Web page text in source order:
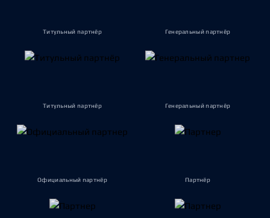
Титульный партнёр Генеральный партнёр
Титульный партнёр Генеральный партнёр
Официальный партнёр Партнёр